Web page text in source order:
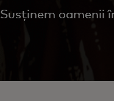
Susținem oamenii